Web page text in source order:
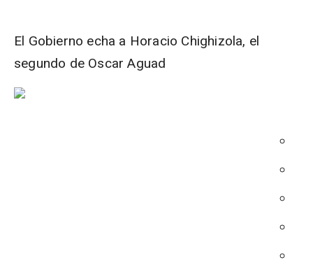
El Gobierno echa a Horacio Chighizola, el
segundo de Oscar Aguad